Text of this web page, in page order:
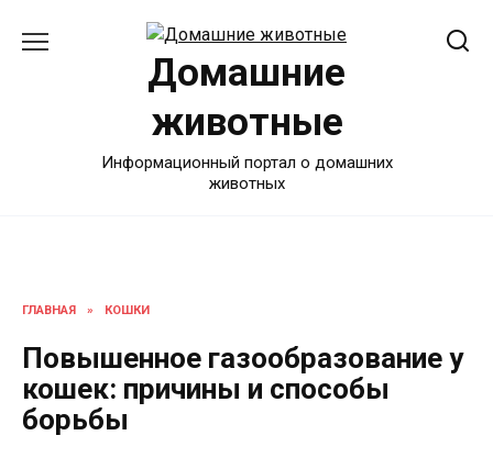
Домашние
животные
Информационный портал о домашних
животных
ГЛАВНАЯ » КОШКИ
Повышенное газообразование у
кошек: причины и способы
борьбы